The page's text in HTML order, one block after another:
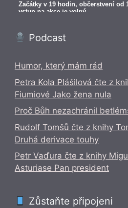
Podcast
Humor, který mám rád
Petra Kola Plášilová čte z
Fiumiové Jako žena nula
Proč Bůh nezachránil
Rudolf Tomšů čte z knihy
Druhá derivace touhy
Petr Vaďura čte z knihy
Asturiase Pan president
Zůstaňte připojeni